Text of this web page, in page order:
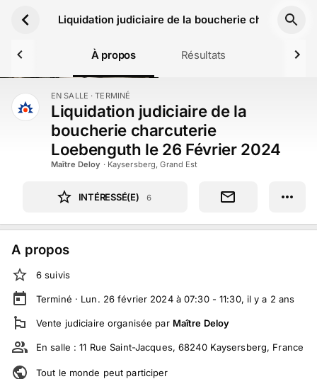
Liquidation judiciaire de la boucherie charcuterie
À propos Résultats
TERMINÉ EN SALLE · TERMINÉ
Liquidation judiciaire de la
boucherie charcuterie
Loebenguth le 26 Février 2024
Maître Deloy · Kaysersberg, Grand Est
INTÉRESSÉ(E) 6
A propos
6 suivis
Terminé · Lun. 26 février 2024 à 07:30 - 11:30, il y a 2 ans
Vente judiciaire organisée par Maître Deloy
En salle :11 Rue Saint-Jacques, 68240 Kaysersberg, France
Tout le monde peut participer